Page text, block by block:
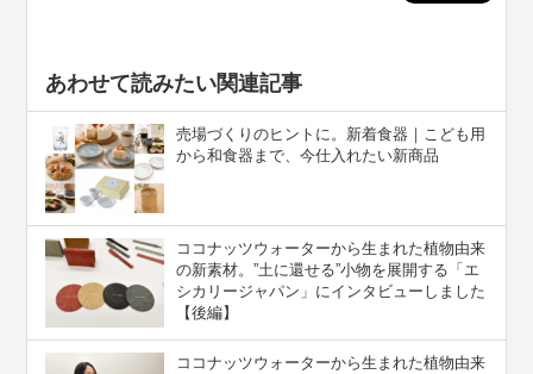
あわせて読みたい関連記事
売場づくりのヒントに。新着食器｜こども用
から和食器まで、今仕入れたい新商品
ココナッツウォーターから生まれた植物由来
の新素材。”⼟に還せる”小物を展開する「エ
シカリージャパン」にインタビューしました
【後編】
ココナッツウォーターから生まれた植物由来